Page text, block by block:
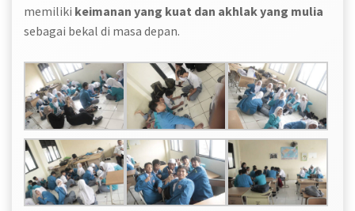
memiliki keimanan yang kuat dan akhlak yang mulia
sebagai bekal di masa depan.